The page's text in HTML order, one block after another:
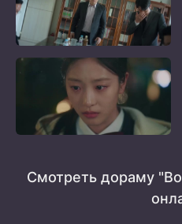
Смотреть дораму